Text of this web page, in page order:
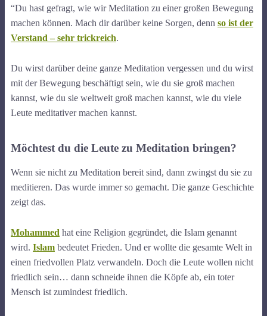
“Du hast gefragt, wie wir Meditation zu einer großen Bewegung
machen können. Mach dir darüber keine Sorgen, denn so ist der
Verstand – sehr trickreich.
Du wirst darüber deine ganze Meditation vergessen und du wirst
mit der Bewegung beschäftigt sein, wie du sie groß machen
kannst, wie du sie weltweit groß machen kannst, wie du viele
Leute meditativer machen kannst.
Möchtest du die Leute zu Meditation bringen?
Wenn sie nicht zu Meditation bereit sind, dann zwingst du sie zu
meditieren. Das wurde immer so gemacht. Die ganze Geschichte
zeigt das.
Mohammed hat eine Religion gegründet, die Islam genannt
wird. Islam bedeutet Frieden. Und er wollte die gesamte Welt in
einen friedvollen Platz verwandeln. Doch die Leute wollen nicht
friedlich sein… dann schneide ihnen die Köpfe ab, ein toter
Mensch ist zumindest friedlich.